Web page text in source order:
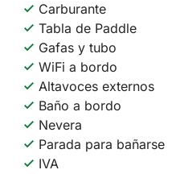
Carburante
Tabla de Paddle
Gafas y tubo
WiFi a bordo
Altavoces externos
Baño a bordo
Nevera
Parada para bañarse
IVA